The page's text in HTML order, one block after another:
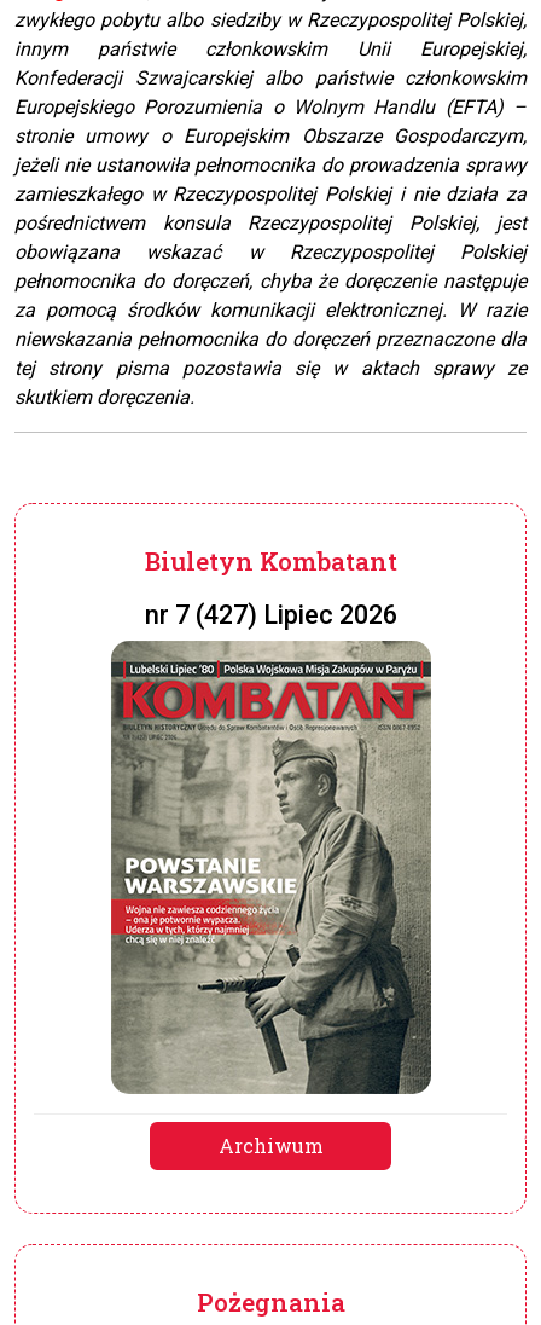
zwykłego pobytu albo siedziby w Rzeczypospolitej Polskiej,
innym państwie członkowskim Unii Europejskiej,
Konfederacji Szwajcarskiej albo państwie członkowskim
Europejskiego Porozumienia o Wolnym Handlu (EFTA) –
stronie umowy o Europejskim Obszarze Gospodarczym,
jeżeli nie ustanowiła pełnomocnika do prowadzenia sprawy
zamieszkałego w Rzeczypospolitej Polskiej i nie działa za
pośrednictwem konsula Rzeczypospolitej Polskiej, jest
obowiązana wskazać w Rzeczypospolitej Polskiej
pełnomocnika do doręczeń, chyba że doręczenie następuje
za pomocą środków komunikacji elektronicznej. W razie
niewskazania pełnomocnika do doręczeń przeznaczone dla
tej strony pisma pozostawia się w aktach sprawy ze
skutkiem doręczenia.
Biuletyn Kombatant
nr 7 (427) Lipiec 2026
Archiwum
Pożegnania